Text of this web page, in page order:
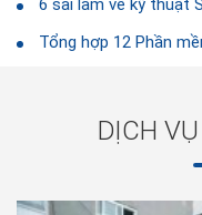
6 sai lầm về kỹ thuật
Tổng hợp 12 Phần
DỊCH